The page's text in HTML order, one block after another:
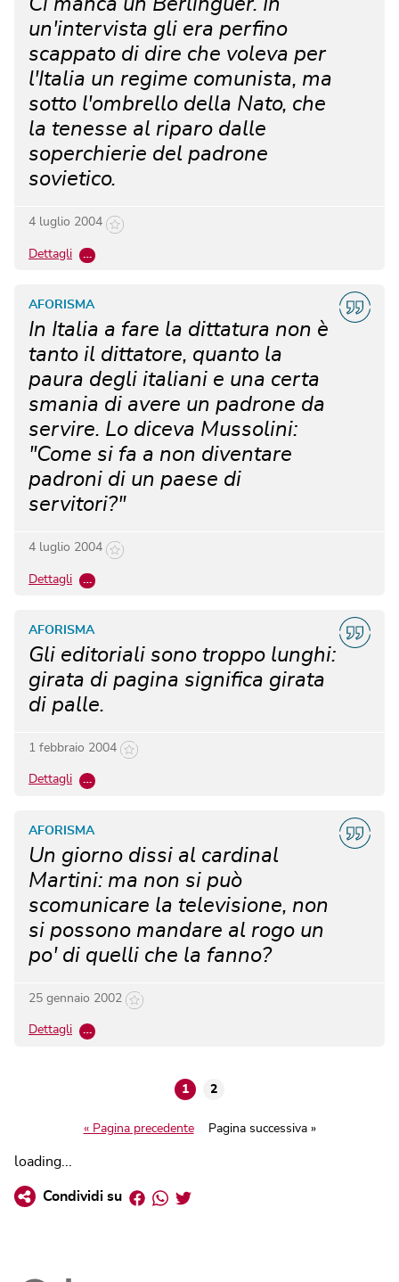
Ci manca un Berlinguer. In
un'intervista gli era perfino
scappato di dire che voleva per
l'Italia un regime comunista, ma
sotto l'ombrello della Nato, che
la tenesse al riparo dalle
soperchierie del padrone
sovietico.
4 luglio 2004
Dettagli …
In Italia a fare la dittatura non è
tanto il dittatore, quanto la
paura degli italiani e una certa
smania di avere un padrone da
servire. Lo diceva Mussolini:
"Come si fa a non diventare
padroni di un paese di
servitori?"
AFORISMA
4 luglio 2004
Dettagli …
Gli editoriali sono troppo lunghi:
girata di pagina significa girata
di palle.
AFORISMA
1 febbraio 2004
Dettagli …
Un giorno dissi al cardinal
Martini: ma non si può
scomunicare la televisione, non
si possono mandare al rogo un
po' di quelli che la fanno?
AFORISMA
25 gennaio 2002
Dettagli …
1 2
« Pagina precedente Pagina successiva »
loading...
Condividi su Facebook
Whatsapp
Twitter